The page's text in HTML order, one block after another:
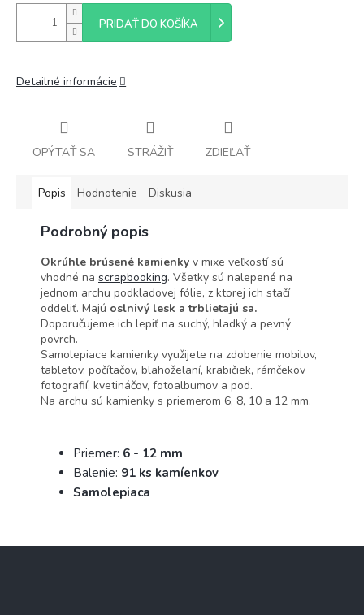
PRIDAŤ DO KOŠÍKA
Detailné informácie
OPÝTAŤ SA STRÁŽIŤ ZDIEĽAŤ
Popis Hodnotenie Diskusia
Podrobný popis
Okrúhle brúsené kamienky v mixe veľkostí sú
vhodné na scrapbooking. Všetky sú nalepené na
jednom archu podkladovej fólie, z ktorej ich stačí
oddeliť. Majú oslnivý lesk a trblietajú sa.
Doporučujeme ich lepiť na suchý, hladký a pevný
povrch.
Samolepiace kamienky využijete na zdobenie mobilov,
tabletov, počítačov, blahoželaní, krabičiek, rámčekov
fotografií, kvetináčov, fotoalbumov a pod.
Na archu sú kamienky s priemerom 6, 8, 10 a 12 mm.
Priemer: 6 - 12 mm
Balenie: 91 ks kamíenkov
Samolepiaca